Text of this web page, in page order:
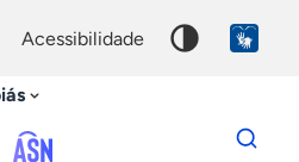
acessibilidade
Dados
para